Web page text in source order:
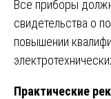
Все приборы
свидетельства о
повышении
Практические